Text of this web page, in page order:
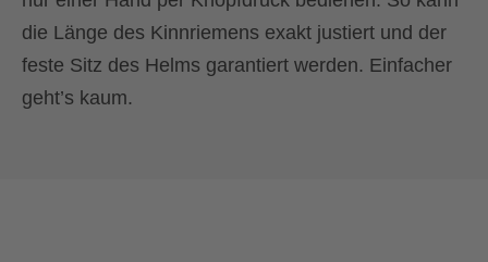
die Länge des Kinnriemens exakt justiert und der
feste Sitz des Helms garantiert werden. Einfacher
geht’s kaum.